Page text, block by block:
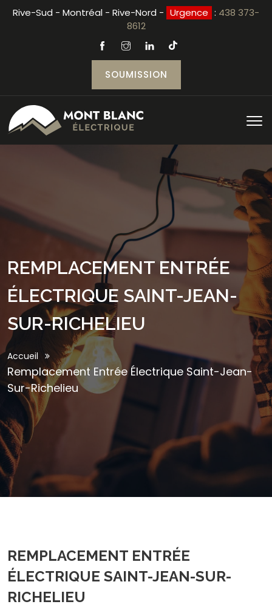
Rive-Sud - Montréal - Rive-Nord - Urgence : 438 373-
8612
SOUMISSION
REMPLACEMENT ENTRÉE
ÉLECTRIQUE SAINT-JEAN-
SUR-RICHELIEU
Accueil
Remplacement Entrée Électrique Saint-Jean-
Sur-Richelieu
REMPLACEMENT ENTRÉE
ÉLECTRIQUE SAINT-JEAN-SUR-
RICHELIEU